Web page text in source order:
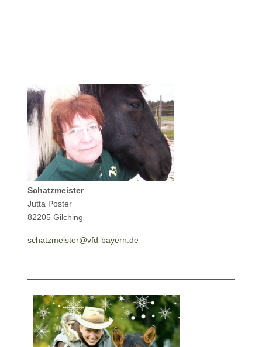
Schatzmeister
Jutta Poster
82205 Gilching
schatzmeister@vfd-bayern.de